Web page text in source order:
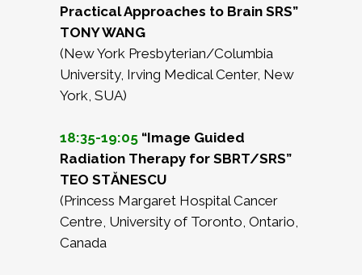
Practical Approaches to Brain SRS”
TONY WANG
(New York Presbyterian/Columbia
University, Irving Medical Center, New
York, SUA)
18:35-19:05 “Image Guided
Radiation Therapy for SBRT/SRS”
TEO STĂNESCU
(Princess Margaret Hospital Cancer
Centre, University of Toronto, Ontario,
Canada